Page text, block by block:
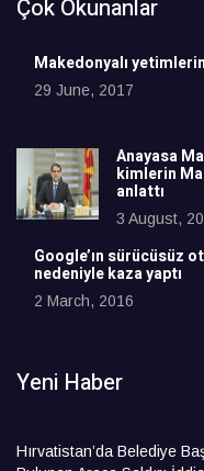
Çok Okunanlar
Makedonyalı
29 June, 2017
Anayasa
kimlerin
anlattı
3 August,
Google’ın sürücüsüz
nedeniyle kaza yaptı
2 March, 2016
Yeni Haber
Hırvatistan’da Belediye